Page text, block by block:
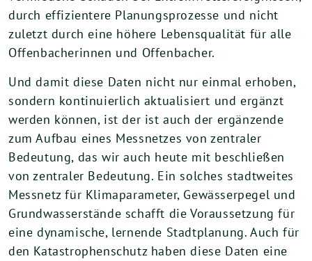
durch effizientere Planungsprozesse und nicht
zuletzt durch eine höhere Lebensqualität für alle
Offenbacherinnen und Offenbacher.
Und damit diese Daten nicht nur einmal erhoben,
sondern kontinuierlich aktualisiert und ergänzt
werden können, ist der ist auch der ergänzende
zum Aufbau eines Messnetzes von zentraler
Bedeutung, das wir auch heute mit beschließen
von zentraler Bedeutung. Ein solches stadtweites
Messnetz für Klimaparameter, Gewässerpegel und
Grundwasserstände schafft die Voraussetzung für
eine dynamische, lernende Stadtplanung. Auch für
den Katastrophenschutz haben diese Daten eine